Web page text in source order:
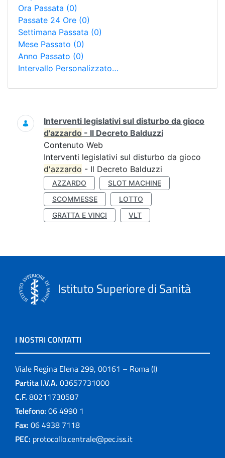
Ora Passata (0)
Passate 24 Ore (0)
Settimana Passata (0)
Mese Passato (0)
Anno Passato (0)
Intervallo Personalizzato…
Ricerca
Interventi legislativi sul disturbo da gioco
d'azzardo - Il Decreto Balduzzi
Contenuto Web
Interventi legislativi sul disturbo da gioco
d'azzardo - Il Decreto Balduzzi
AZZARDO
SLOT MACHINE
SCOMMESSE
LOTTO
GRATTA E VINCI
VLT
Istituto Superiore di Sanità
I NOSTRI CONTATTI
Viale Regina Elena 299, 00161 – Roma (I)
Partita I.V.A. 03657731000
C.F. 80211730587
Telefono: 06 4990 1
Fax: 06 4938 7118
PEC: protocollo.centrale@pec.iss.it